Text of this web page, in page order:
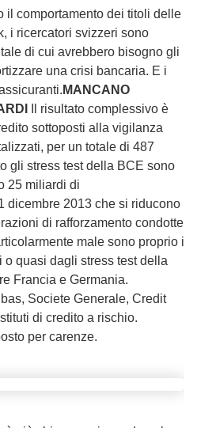
il comportamento dei titoli delle
i ricercatori svizzeri sono
di cui avrebbero bisogno gli
una crisi bancaria. E i
MANCANO
Il risultato complessivo è
sottoposti alla vigilanza
per un totale di 487
gli stress test della BCE sono
25 miliardi di
dicembre 2013 che si riducono
di rafforzamento condotte
male sono proprio i
quasi dagli stress test della
Francia e Germania.
Societe Generale, Credit
di credito a rischio.
per carenze.